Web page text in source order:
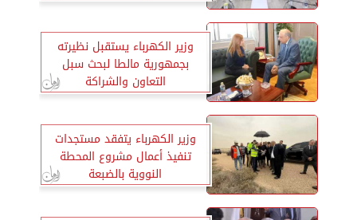
وزير الكهرباء يستقبل نظيرته
بجمهورية مالطا لبحث سبل
التعاون والشراكة
وزير الكهرباء يتفقد مستجدات
تنفيذ أعمال مشروع المحطة
النووية بالضبعة